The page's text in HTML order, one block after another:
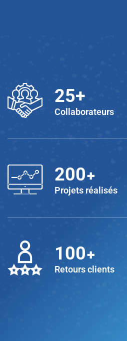
25+
Collaborateurs
200+
Projets réalisés
100+
Retours clients